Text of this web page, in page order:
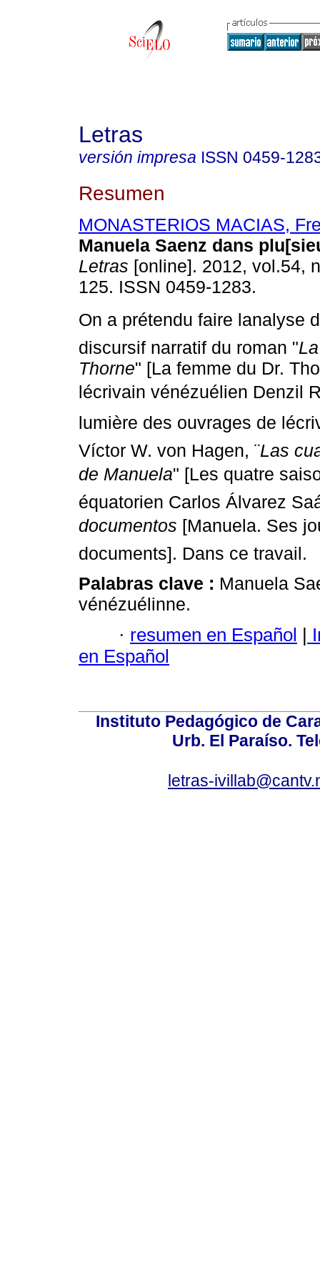
Letras
versión impresa ISSN 0459-
Resumen
MONASTERIOS MACIAS,
Manuela Saenz dans
Letras [online]. 2012, vol.54,
125. ISSN 0459-1283.
On a prétendu faire lanalyse
discursif narratif du roman "
Thorne" [La femme du Dr.
lécrivain vénézuélien Denzil
lumière des ouvrages de
Víctor W. von Hagen, ¨Las
de Manuela" [Les quatre
équatorien Carlos Álvarez
documentos [Manuela. Ses
documents]. Dans ce travail.
Palabras clave : Manuela
vénézuélinne.
· resumen en Español |
en Español
Instituto Pedagógico de
Urb. El Paraíso.
letras-